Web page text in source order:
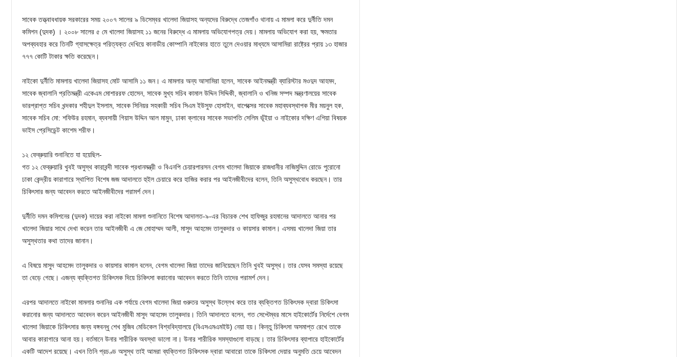
সাবেক তত্ত্বাবধায়ক সরকারের সময় ২০০৭ সালের ৯ ডিসেম্বর খালেদা জিয়াসহ অন্যদের বিরুদ্ধে তেজগাঁও থানায় এ মামলা করে দুর্নীতি দমন
কমিশন (দুদক) । ২০০৮ সালের ৫ মে খালেদা জিয়াসহ ১১ জনের বিরুদ্ধে এ মামলায় অভিযোগপত্র দেয়। মামলায় অভিযোগ করা হয়, ক্ষমতার
অপব্যবহার করে তিনটি গ্যাসক্ষেত্র পরিত্যক্ত দেখিয়ে কানাডীয় কোম্পানি নাইকোর হাতে তুলে দেওয়ার মাধ্যমে আসামিরা রাষ্ট্রের প্রায় ১৩ হাজার
৭৭৭ কোটি টাকার ক্ষতি করেছেন।
নাইকো দুর্নীতি মামলায় খালেদা জিয়াসহ মোট আসামি ১১ জন। এ মামলার অন্য আসামিরা হলেন, সাবেক আইনমন্ত্রী ব্যারিস্টার মওদুদ আহমদ,
সাবেক জ্বালানি প্রতিমন্ত্রী একেএম মোশাররফ হোসেন, সাবেক মুখ্য সচিব কামাল উদ্দিন সিদ্দিকী, জ্বালানি ও খনিজ সম্পদ মন্ত্রণালয়ের সাবেক
ভারপ্রাপ্ত সচিব খন্দকার শহীদুল ইসলাম, সাবেক সিনিয়র সহকারী সচিব সিএম ইউসুফ হোসাইন, বাপেক্সের সাবেক মহাব্যবস্থাপক মীর ময়নুল হক,
সাবেক সচিব মো: শফিউর রহমান, ব্যবসায়ী গিয়াস উদ্দিন আল মামুন, ঢাকা ক্লাবের সাবেক সভাপতি সেলিম ভূঁইয়া ও নাইকোর দক্ষিণ এশিয়া বিষয়ক
ভাইস প্রেসিডেন্ট কাশেম শরীফ।
১২ ফেব্রুয়ারি শুনানিতে যা হয়েছিল-
গত ১২ ফেব্রুয়ারি খুবই অসুস্থ কারাবন্দী সাবেক প্রধানমন্ত্রী ও বিএনপি চেয়ারপারসন বেগম খালেদা জিয়াকে রাজধানীর নাজিমুদ্দিন রোডে পুরোনো
ঢাকা কেন্দ্রীয় কারাগারে স্থাপিত বিশেষ জজ আদালতে হুইল চেয়ারে করে হাজির করার পর আইনজীবীদের বলেন, তিনি অসুস্থবোধ করছেন। তার
চিকিৎসার জন্য আবেদন করতে আইনজীবীদের পরামর্শ দেন।
দুর্নীতি দমন কমিশনের (দুদক) দায়ের করা নাইকো মামলা শুনানিতে বিশেষ আদালত-৯-এর বিচারক শেখ হাফিজুর রহমানের আদালতে আনার পর
খালেদা জিয়ার সাথে দেখা করেন তার আইনজীবী এ জে মোহাম্মদ আলী, মাসুদ আহমেদ তালুকদার ও কায়সার কামাল। এসময় খালেদা জিয়া তার
অসুস্থতার কথা তাদের জানান।
এ বিষয়ে মাসুদ আহমেদ তালুকদার ও কায়সার কামাল বলেন, বেগম খালেদা জিয়া তাদের জানিয়েছেন তিনি খুবই অসুস্থ। তার যেসব সমস্যা রয়েছে
তা বেড়ে গেছে। এজন্য ব্যক্তিগত চিকিৎসক দিয়ে চিকিৎসা করানোর আবেদন করতে তিনি তাদের পরামর্শ দেন।
এরপর আদালতে নাইকো মামলার শুনানির এক পর্যায়ে বেগম খালেদা জিয়া গুরুতর অসুস্থ উল্লেখ করে তার ব্যক্তিগত চিকিৎসক দ্বারা চিকিৎসা
করানোর জন্য আদালতে আবেদন করেন আইনজীবী মাসুদ আহমেদ তালুকদার। তিনি আদালতে বলেন, গত সেপ্টেম্বর মাসে হাইকোর্টের নির্দেশে বেগম
খালেদা জিয়াকে চিকিৎসার জন্য বঙ্গবন্ধু শেখ মুজিব মেডিকেল বিশ্ববিদ্যালয়ে (বিএসএমএমইউ) নেয়া হয়। কিন্তু চিকিৎসা অসমাপ্ত রেখে তাকে
আবার কারাগারে আনা হয়। বর্তমানে উনার শারীরিক অবস্থা ভালো না। উনার শারীরিক সমস্যাগুলো বাড়ছে। তার চিকিৎসার ব্যাপারে হাইকোর্টের
একটি আদেশ রয়েছে। এখন তিনি প্রচণ্ড অসুস্থ তাই আমরা ব্যক্তিগত চিকিৎসক দ্বারা আবারো তাকে চিকিৎসা দেয়ার অনুমতি চেয়ে আবেদন